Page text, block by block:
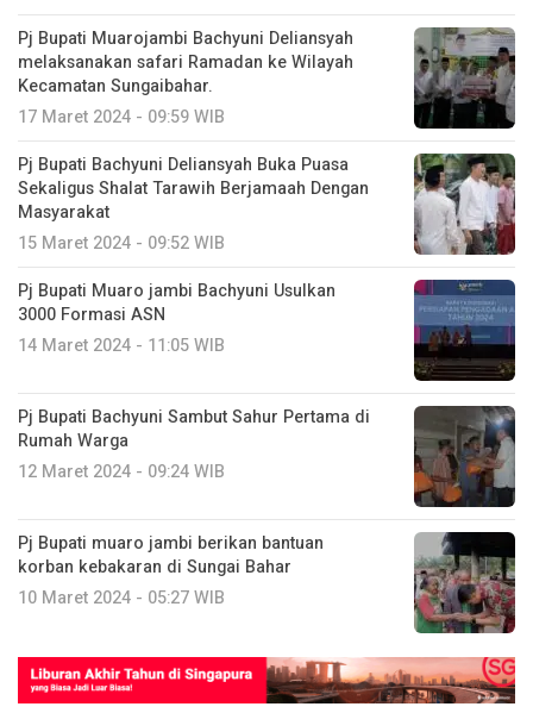
Pj Bupati Muarojambi Bachyuni Deliansyah
melaksanakan safari Ramadan ke Wilayah
Kecamatan Sungaibahar.
17 Maret 2024 - 09:59 WIB
Pj Bupati Bachyuni Deliansyah Buka Puasa
Sekaligus Shalat Tarawih Berjamaah Dengan
Masyarakat
15 Maret 2024 - 09:52 WIB
Pj Bupati Muaro jambi Bachyuni Usulkan
3000 Formasi ASN
14 Maret 2024 - 11:05 WIB
Pj Bupati Bachyuni Sambut Sahur Pertama di
Rumah Warga
12 Maret 2024 - 09:24 WIB
Pj Bupati muaro jambi berikan bantuan
korban kebakaran di Sungai Bahar
10 Maret 2024 - 05:27 WIB